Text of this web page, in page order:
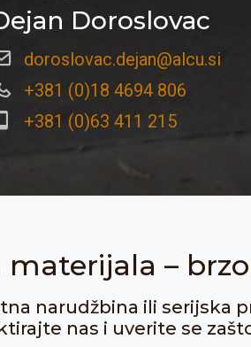
Doroslovac
doroslovac.dejan@alcu.si
+381 (0)18 4694 806
+381 (0)63 411 215
materijala –
narudžbina ili serijska
nas i uverite se